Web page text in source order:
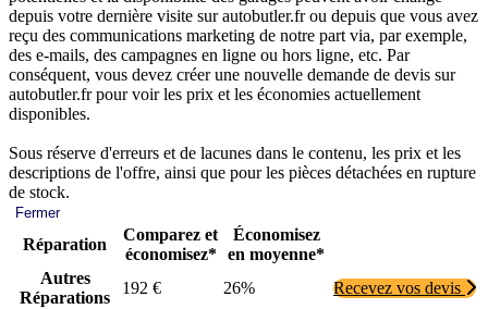
depuis votre dernière visite sur autobutler.fr ou depuis que vous avez
reçu des communications marketing de notre part via, par exemple,
des e-mails, des campagnes en ligne ou hors ligne, etc. Par
conséquent, vous devez créer une nouvelle demande de devis sur
autobutler.fr pour voir les prix et les économies actuellement
disponibles.
Sous réserve d'erreurs et de lacunes dans le contenu, les prix et les
descriptions de l'offre, ainsi que pour les pièces détachées en rupture
de stock.
Fermer
Réparation
Comparez et
économisez*
Économisez
en moyenne*
Autres
Réparations
192 € 26%
Recevez vos devis